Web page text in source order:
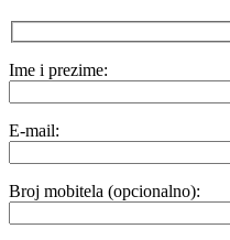
Ime i prezime:
E-mail:
Broj mobitela (opcionalno):